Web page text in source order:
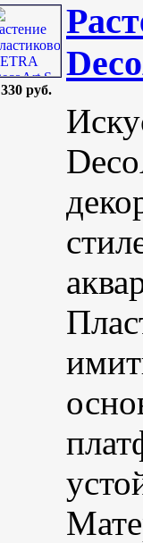
330 руб.